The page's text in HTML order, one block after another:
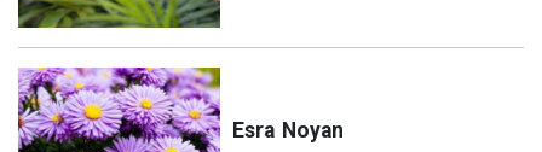
Esra Noyan